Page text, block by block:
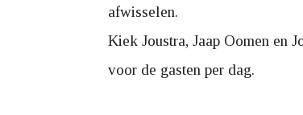
afwisselen.
Kiek Joustra, Jaap Oomen en
voor de gasten per dag.